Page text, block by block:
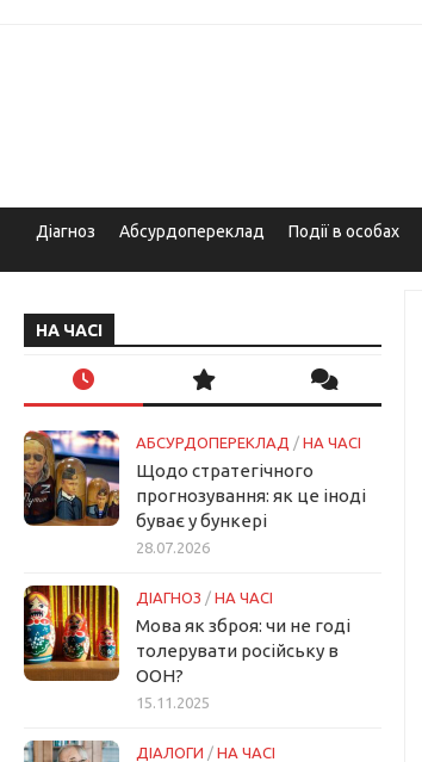
Діагноз Абсурдопереклад Події в особах
НА ЧАСІ
АБСУРДОПЕРЕКЛАД / НА ЧАСІ
Щодо стратегічного
прогнозування: як це іноді
буває у бункері
28.07.2026
ДІАГНОЗ / НА ЧАСІ
Мова як зброя: чи не годі
толерувати російську в
ООН?
15.11.2025
ДІАЛОГИ / НА ЧАСІ